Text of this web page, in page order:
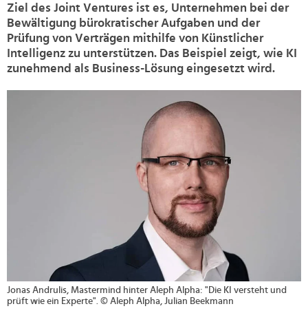
Ziel des Joint Ventures ist es, Unternehmen bei der
Bewältigung bürokratischer Aufgaben und der
Prüfung von Verträgen mithilfe von Künstlicher
Intelligenz zu unterstützen. Das Beispiel zeigt, wie KI
zunehmend als Business-Lösung eingesetzt wird.
Jonas Andrulis, Mastermind hinter Aleph Alpha: "Die KI versteht und
prüft wie ein Experte". © Aleph Alpha, Julian Beekmann